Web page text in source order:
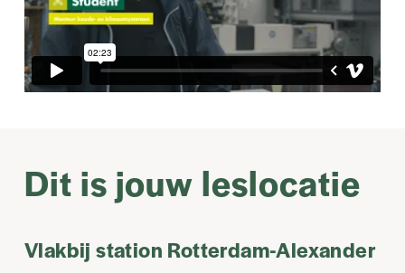
Dit is jouw leslocatie
Vlakbij station Rotterdam-Alexander